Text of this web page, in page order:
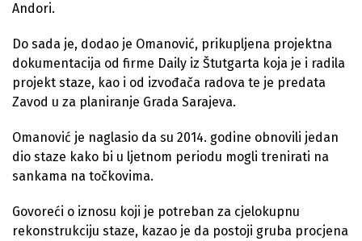
Andori.
Do sada je, dodao je Omanović, prikupljena projektna
dokumentacija od firme Daily iz Štutgarta koja je i radila
projekt staze, kao i od izvođača radova te je predata
Zavod u za planiranje Grada Sarajeva.
Omanović je naglasio da su 2014. godine obnovili jedan
dio staze kako bi u ljetnom periodu mogli trenirati na
sankama na točkovima.
Govoreći o iznosu koji je potreban za cjelokupnu
rekonstrukciju staze, kazao je da postoji gruba procjena